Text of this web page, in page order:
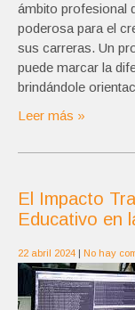
ámbito profesional
poderosa para el
sus carreras. Un
puede marcar la
brindándole
Leer más »
El Impacto
Educativo en
22 abril 2024 | No hay